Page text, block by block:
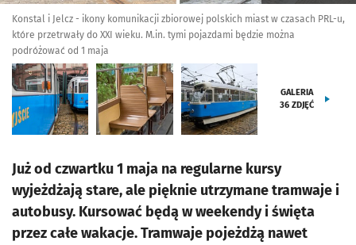
Konstal i Jelcz - ikony komunikacji zbiorowej polskich miast w czasach PRL-u,
które przetrwały do XXI wieku. M.in. tymi pojazdami będzie można
podróżować od 1 maja
GALERIA
36 ZDJĘĆ
Już od czwartku 1 maja na regularne kursy
wyjeżdżają stare, ale pięknie utrzymane tramwaje i
autobusy. Kursować będą w weekendy i święta
przez całe wakacje. Tramwaje pojeżdżą nawet